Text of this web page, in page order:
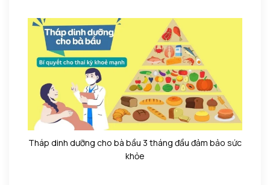
Tháp dinh dưỡng cho bà bầu 3 tháng đầu đảm bảo sức
khỏe